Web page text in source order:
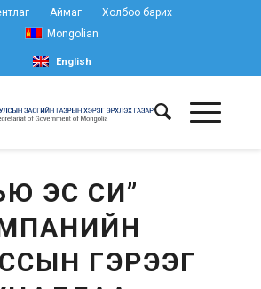
Аймаг
Холбоо барих
Mongolian
English
ЭС СИ”
ГЭРЭЭГ